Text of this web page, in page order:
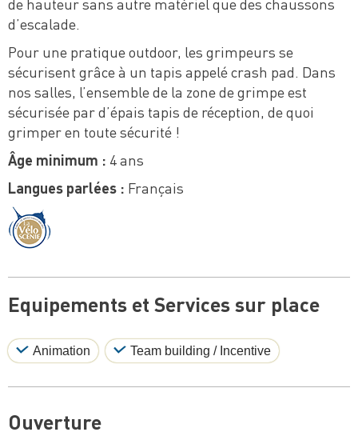
de hauteur sans autre matériel que des chaussons
d’escalade.
Pour une pratique outdoor, les grimpeurs se
sécurisent grâce à un tapis appelé crash pad. Dans
nos salles, l’ensemble de la zone de grimpe est
sécurisée par d’épais tapis de réception, de quoi
grimper en toute sécurité !
Âge minimum : 4 ans
Langues parlées : Français
Equipements et Services sur place
Animation Team building / Incentive
Ouverture